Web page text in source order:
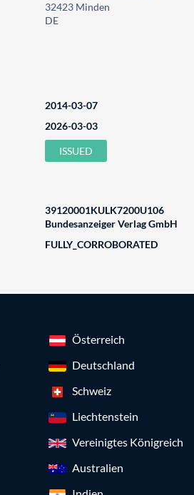
32423 Minden
DE
2014-03-07
2026-03-03
ISSUED
39120001KULK7200U106
Bundesanzeiger Verlag GmbH
FULLY_CORROBORATED
Österreich
Deutschland
Schweiz
Liechtenstein
Vereinigtes Königreich
Australien